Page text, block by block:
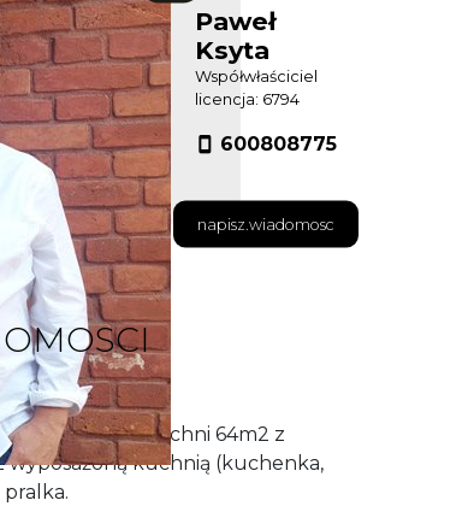
Paweł
Ksyta
Współwłaściciel
licencja: 6794
600808775
napisz.wiadomosc
o powierzchni 64m2 z
kuchnią (kuchenka,
pralka.